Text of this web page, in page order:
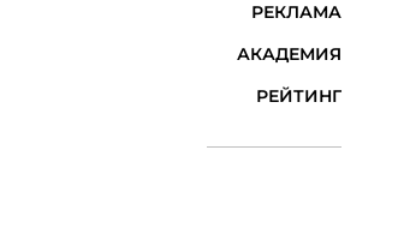
РЕКЛАМА
АКАДЕМИЯ
РЕЙТИНГ